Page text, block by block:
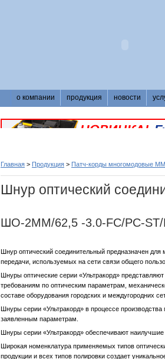
о компании продукция новости
Главная > Продукция > Патч-корды многомодовые MM
Шнур оптический
ШО-2MM/62,5 -3.0-FC/PC-
Шнур оптический соединительный предназначен для
передачи, используемых на сети связи общего
Шнуры оптические серии «Ультракорд»
требованиям по оптическим параметрам,
составе оборудования городских и междугородних
Шнуры серии «Ультракорд» в процессе
заявленным параметрам.
Шнуры серии «Ультракорд» обеспечивают наилучшие
Широкая номенклатура применяемых типов
продукции и всех типов полировки создает